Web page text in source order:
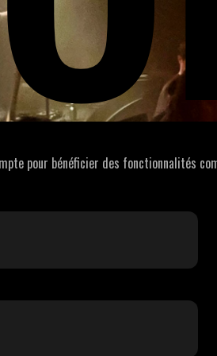
pour bénéficier des fonctionnalités